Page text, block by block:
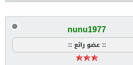
nunu1977
:: عضو رائع ::